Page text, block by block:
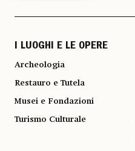
I LUOGHI E LE OPERE
Archeologia
Restauro e Tutela
Musei e Fondazioni
Turismo Culturale